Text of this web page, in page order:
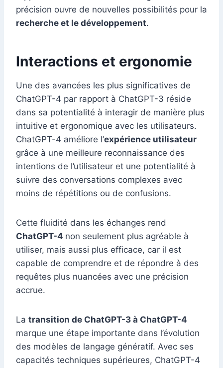
précision ouvre de nouvelles possibilités pour la
recherche et le développement.
Interactions et ergonomie
Une des avancées les plus significatives de
ChatGPT-4 par rapport à ChatGPT-3 réside
dans sa potentialité à interagir de manière plus
intuitive et ergonomique avec les utilisateurs.
ChatGPT-4 améliore l’expérience utilisateur
grâce à une meilleure reconnaissance des
intentions de l’utilisateur et une potentialité à
suivre des conversations complexes avec
moins de répétitions ou de confusions.
Cette fluidité dans les échanges rend
ChatGPT-4 non seulement plus agréable à
utiliser, mais aussi plus efficace, car il est
capable de comprendre et de répondre à des
requêtes plus nuancées avec une précision
accrue.
La transition de ChatGPT-3 à ChatGPT-4
marque une étape importante dans l’évolution
des modèles de langage génératif. Avec ses
capacités techniques supérieures, ChatGPT-4